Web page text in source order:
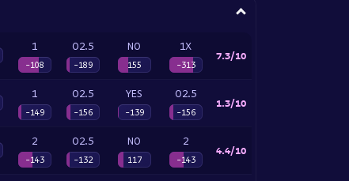
1
-108
O2.5
-189
NO
155
1X
-313
7.3/10
1
-149
O2.5
-156
YES
-139
O2.5
-156
1.3/10
2
-143
O2.5
-132
NO
117
2
-143
4.4/10